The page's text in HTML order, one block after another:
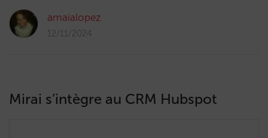
amaialopez
12/11/2024
Mirai s’intègre au CRM Hubspot